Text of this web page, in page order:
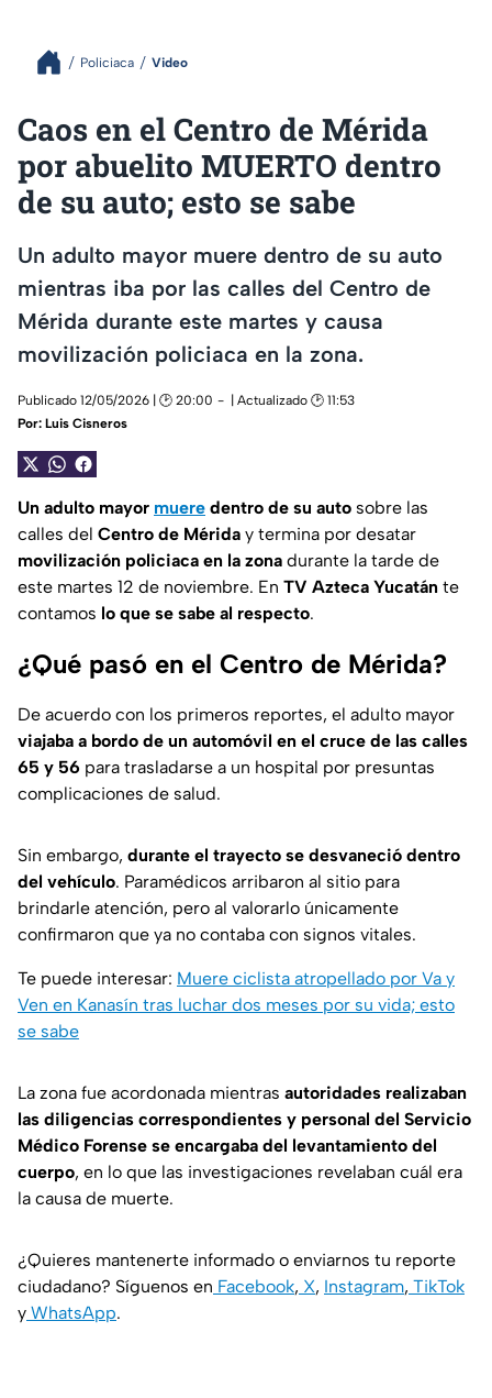
Policiaca Video
Caos en el Centro de Mérida
por abuelito MUERTO dentro
de su auto; esto se sabe
Un adulto mayor muere dentro de su auto
mientras iba por las calles del Centro de
Mérida durante este martes y causa
movilización policiaca en la zona.
Publicado 12/05/2026 | 🕑 20:00
| Actualizado 🕑 11:53
Por: Luis Cisneros
Un adulto mayor muere dentro de su auto sobre las
calles del Centro de Mérida y termina por desatar
movilización policiaca en la zona durante la tarde de
este martes 12 de noviembre. En TV Azteca Yucatán te
contamos lo que se sabe al respecto.
¿Qué pasó en el Centro de Mérida?
De acuerdo con los primeros reportes, el adulto mayor
viajaba a bordo de un automóvil en el cruce de las calles
65 y 56 para trasladarse a un hospital por presuntas
complicaciones de salud.
Sin embargo, durante el trayecto se desvaneció dentro
del vehículo. Paramédicos arribaron al sitio para
brindarle atención, pero al valorarlo únicamente
confirmaron que ya no contaba con signos vitales.
Te puede interesar: Muere ciclista atropellado por Va y
Ven en Kanasín tras luchar dos meses por su vida; esto
se sabe
La zona fue acordonada mientras autoridades realizaban
las diligencias correspondientes y personal del Servicio
Médico Forense se encargaba del levantamiento del
cuerpo, en lo que las investigaciones revelaban cuál era
la causa de muerte.
¿Quieres mantenerte informado o enviarnos tu reporte
ciudadano? Síguenos en Facebook, X, Instagram, TikTok
y WhatsApp.